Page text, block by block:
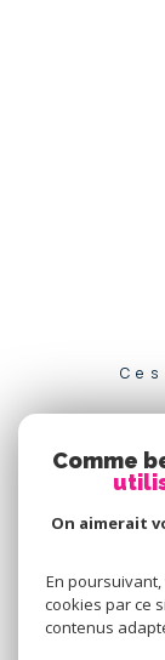
Comme
On aimerait
En
cookies par ce
contenus